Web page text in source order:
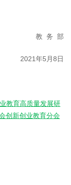
教 务 部
2021年5月8日
教育高质量发展研
创新创业教育分会